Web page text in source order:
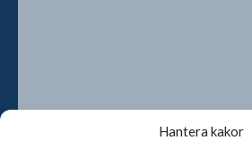
Hantera kakor